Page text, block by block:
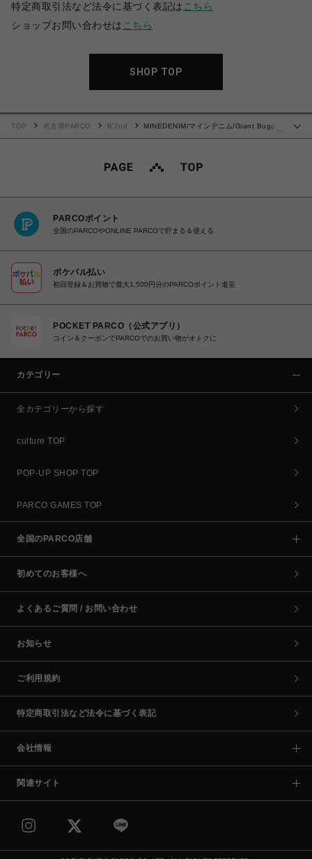
特定商取引法など法令に基づく表記は こちら
ショップお問い合わせは こちら
SHOP TOP
…
TOP 名古屋PARCO B'2nd
MINEDENIM/マインデニム/Giant Buggy
PARCOポイント
全国のPARCOやONLINE PARCOで貯まる＆使える
ポケパル払い
初回登録＆お買物で最大1,500円分のPARCOポイント進呈
POCKET PARCO（公式アプリ）
コイン＆クーポンでPARCOでのお買い物がオトクに
カテゴリー
全カテゴリーから探す
culture TOP
POP-UP SHOP TOP
PARCO GAMES TOP
全国のPARCO店舗
初めてのお客様へ
よくあるご質問 / お問い合わせ
お知らせ
ご利用規約
特定商取引法など法令に基づく表記
会社情報
関連サイト